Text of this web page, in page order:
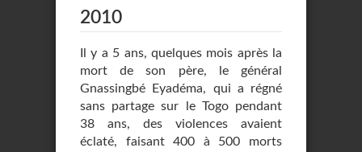
2010
Il y a 5 ans, quelques mois après la
mort de son père, le général
Gnassingbé Eyadéma, qui a régné
sans partage sur le Togo pendant
38 ans, des violences avaient
éclaté, faisant 400 à 500 morts